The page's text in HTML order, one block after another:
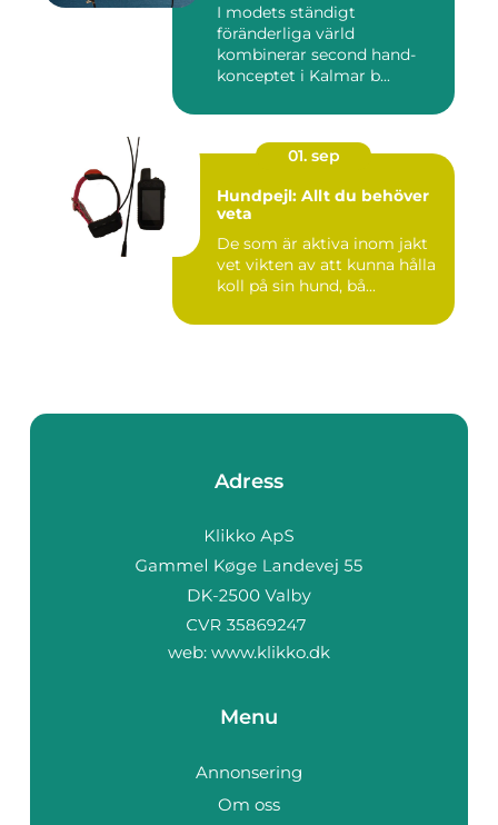
I modets ständigt
föränderliga värld
kombinerar second hand-
konceptet i Kalmar b...
01. sep
Hundpejl: Allt du behöver
veta
De som är aktiva inom jakt
vet vikten av att kunna hålla
koll på sin hund, bå...
Adress
web: www.klikko.dk
Menu
Annonsering
Om oss